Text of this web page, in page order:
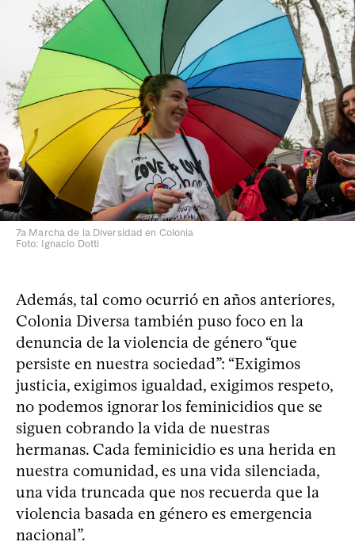
7a Marcha de la Diversidad en Colonia
Foto: Ignacio Dotti
Además, tal como ocurrió en años anteriores,
Colonia Diversa también puso foco en la
denuncia de la violencia de género “que
persiste en nuestra sociedad”: “Exigimos
justicia, exigimos igualdad, exigimos respeto,
no podemos ignorar los feminicidios que se
siguen cobrando la vida de nuestras
hermanas. Cada feminicidio es una herida en
nuestra comunidad, es una vida silenciada,
una vida truncada que nos recuerda que la
violencia basada en género es emergencia
nacional”.